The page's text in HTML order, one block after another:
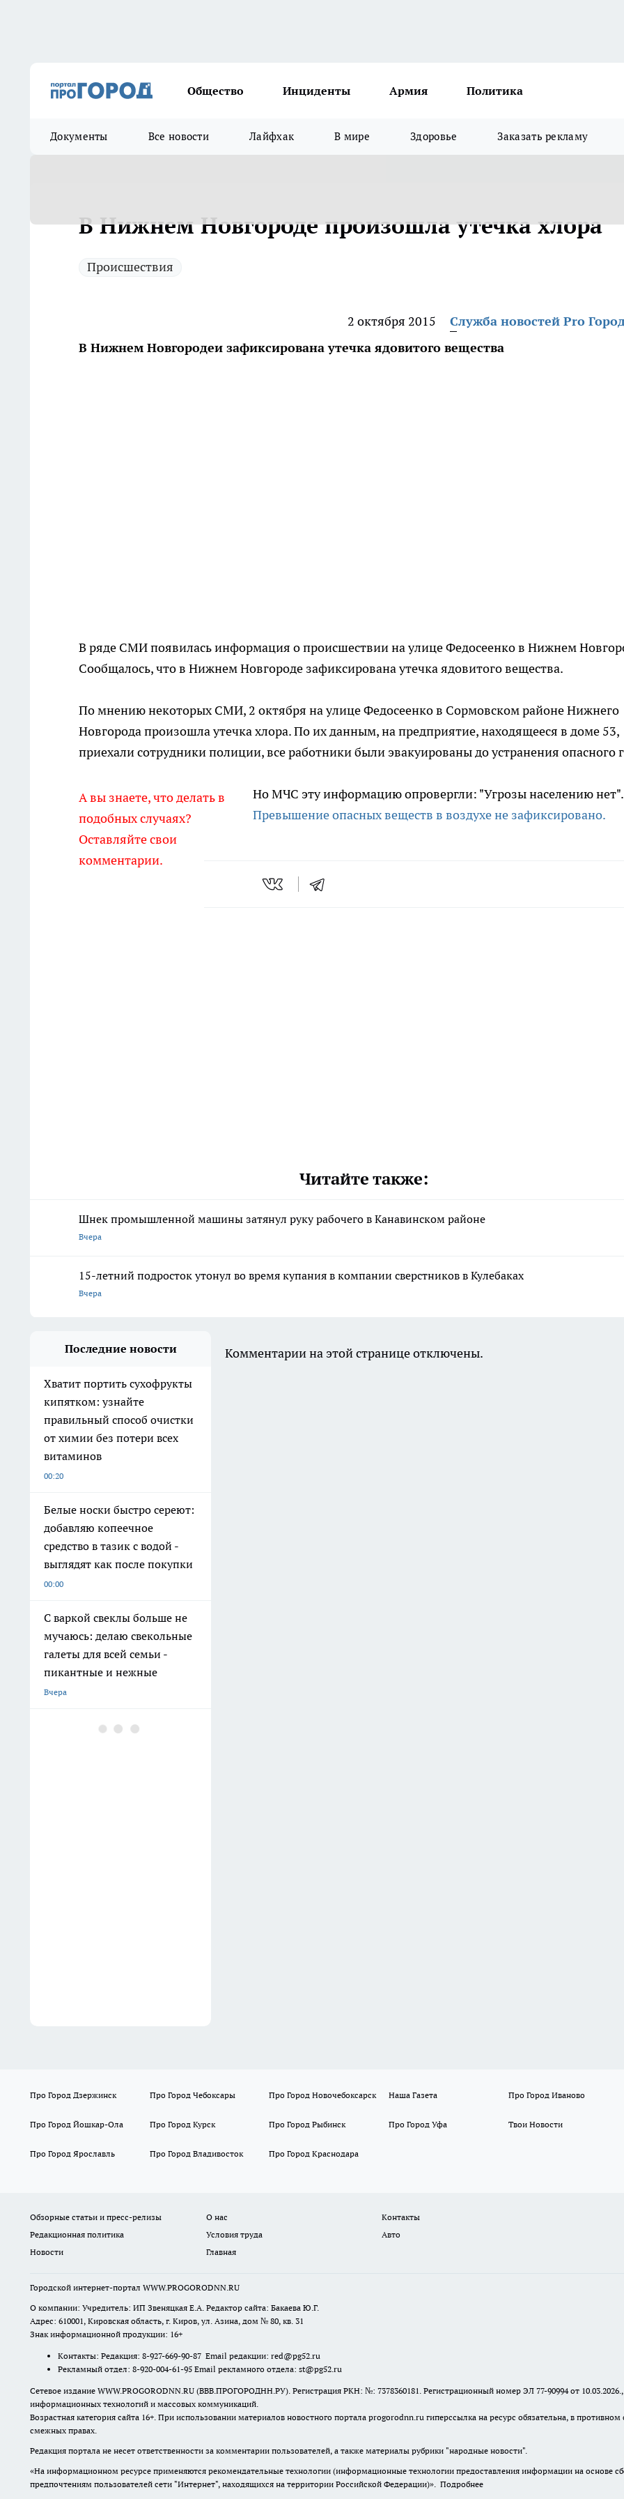
Общество Инциденты Армия Политика
Документы Все новости Лайфхак В мире Здоровье Заказать рекламу
В Нижнем Новгороде произошла утечка хлора
Происшествия
2 октября 2015
Служба новостей Pro
В Нижнем Новгородеи зафиксирована утечка ядовитого вещества
В ряде СМИ появилась информация о происшествии на улице Федосеенко в Нижнем
Сообщалось, что в Нижнем Новгороде зафиксирована утечка ядовитого вещества.
По мнению некоторых СМИ, 2 октября на улице Федосеенко в Сормовском районе Нижнего
Новгорода произошла утечка хлора. По их данным, на предприятие, находящееся в доме 53,
приехали сотрудники полиции, все работники были эвакуированы до устранения опасного
А вы знаете, что делать в
подобных случаях?
Оставляйте свои
комментарии.
Но МЧС эту информацию опровергли: "Угрозы населению нет".
Превышение опасных веществ в воздухе не зафиксировано.
Читайте также:
Шнек промышленной машины затянул руку рабочего в Канавинском районе
Вчера
15-летний подросток утонул во время купания в компании сверстников в Кулебаках
Вчера
Последние новости
Хватит портить сухофрукты
кипятком: узнайте
правильный способ очистки
от химии без потери всех
витаминов
00:20
Белые носки быстро сереют:
добавляю копеечное
средство в тазик с водой -
выглядят как после покупки
00:00
С варкой свеклы больше не
мучаюсь: делаю свекольные
галеты для всей семьи -
пикантные и нежные
Вчера
На поддержку семей с
Комментарии на этой странице отключены.
Про Город Дзержинск Про Город Чебоксары Про Город Новочебоксарск Наша Газета Про Город Иваново
Про Город Йошкар-Ола Про Город Курск Про Город Рыбинск Про Город Уфа Твои Новости
Про Город Ярославль Про Город Владивосток Про Город Краснодара
Обзорные статьи и пресс-релизы О нас
Контакты
Редакционная политика
Условия труда
Авто
Новости
Главная
Городской интернет-портал WWW.PROGORODNN.RU
О компании: Учредитель: ИП Звеняцкая Е.А. Редактор сайта: Бакаева Ю.Г.
Адрес: 610001, Кировская область, г. Киров, ул. Азина, дом № 80, кв. 31
Знак информационной продукции: 16+
Контакты: Редакция: 8-927-669-90-87 Email редакции: red@pg52.ru
Рекламный отдел: 8-920-004-61-95 Email рекламного отдела: st@pg52.ru
Сетевое издание WWW.PROGORODNN.RU (ВВВ.ПРОГОРОДНН.РУ). Регистрация РКН: №: 7378360181. Регистрационный номер ЭЛ 77-90994 от
информационных технологий и массовых коммуникаций.
Возрастная категория сайта 16+. При использовании материалов новостного портала progorodnn.ru гиперссылка на ресурс обязательна, в противном
смежных правах.
Редакция портала не несет ответственности за комментарии пользователей, а также материалы рубрики "народные новости".
«На информационном ресурсе применяются рекомендательные технологии (информационные технологии предоставления информации на основе
предпочтениям пользователей сети "Интернет", находящихся на территории Российской Федерации)». Подробнее